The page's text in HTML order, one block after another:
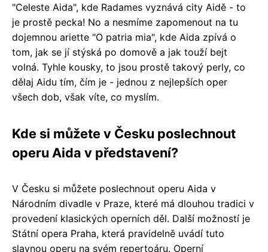
"Celeste Aida", kde Radames vyznává city Aidě - to
je prostě pecka! No a nesmíme zapomenout na tu
dojemnou ariette "O patria mia", kde Aida zpívá o
tom, jak se jí stýská po domově a jak touží bejt
volná. Tyhle kousky, to jsou prostě takový perly, co
dělaj Aidu tím, čím je - jednou z nejlepších oper
všech dob, však víte, co myslím.
Kde si můžete v Česku poslechnout
operu Aida v představení?
V Česku si můžete poslechnout operu Aida v
Národním divadle v Praze, které má dlouhou tradici v
provedení klasických operních děl. Další možností je
Státní opera Praha, která pravidelně uvádí tuto
slavnou operu na svém repertoáru. Operní